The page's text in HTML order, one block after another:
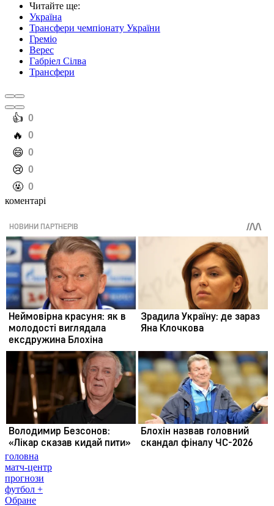
Читайте ще:
Україна
Трансфери чемпіонату України
Греміо
Верес
Габріел Сілва
Трансфери
️👍 0
️🔥 0
️😄 0
️😢 0
️🤬 0
коментарі
головна
матч-центр
прогнози
футбол +
Обране